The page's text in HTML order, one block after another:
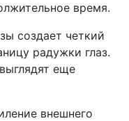
время.
создает четкий
радужки глаз.
еще
внешнего